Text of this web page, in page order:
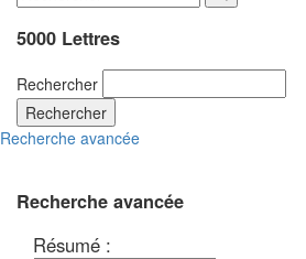
5000 Lettres
Rechercher
Rechercher
Recherche avancée
Recherche avancée
Résumé :